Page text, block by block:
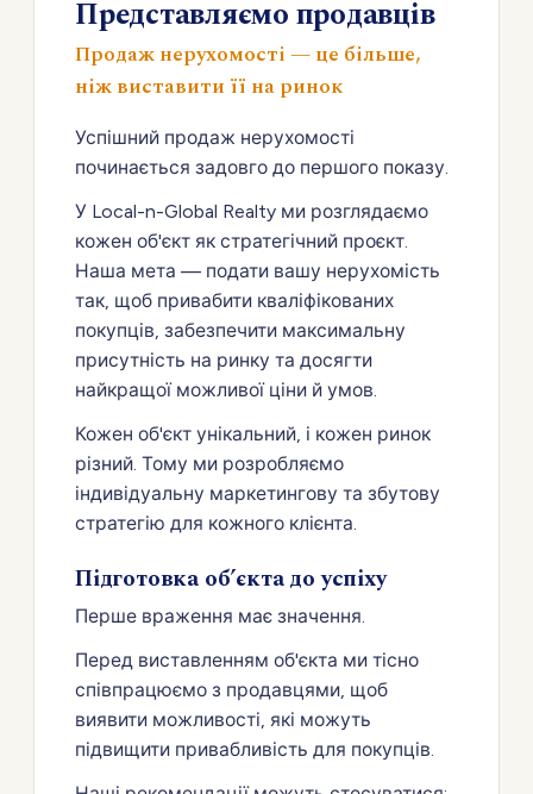
Представляємо продавців
Продаж нерухомості — це більше,
ніж виставити її на ринок
Успішний продаж нерухомості
починається задовго до першого показу.
У Local-n-Global Realty ми розглядаємо
кожен об'єкт як стратегічний проєкт.
Наша мета — подати вашу нерухомість
так, щоб привабити кваліфікованих
покупців, забезпечити максимальну
присутність на ринку та досягти
найкращої можливої ціни й умов.
Кожен об'єкт унікальний, і кожен ринок
різний. Тому ми розробляємо
індивідуальну маркетингову та збутову
стратегію для кожного клієнта.
Підготовка об’єкта до успіху
Перше враження має значення.
Перед виставленням об'єкта ми тісно
співпрацюємо з продавцями, щоб
виявити можливості, які можуть
підвищити привабливість для покупців.